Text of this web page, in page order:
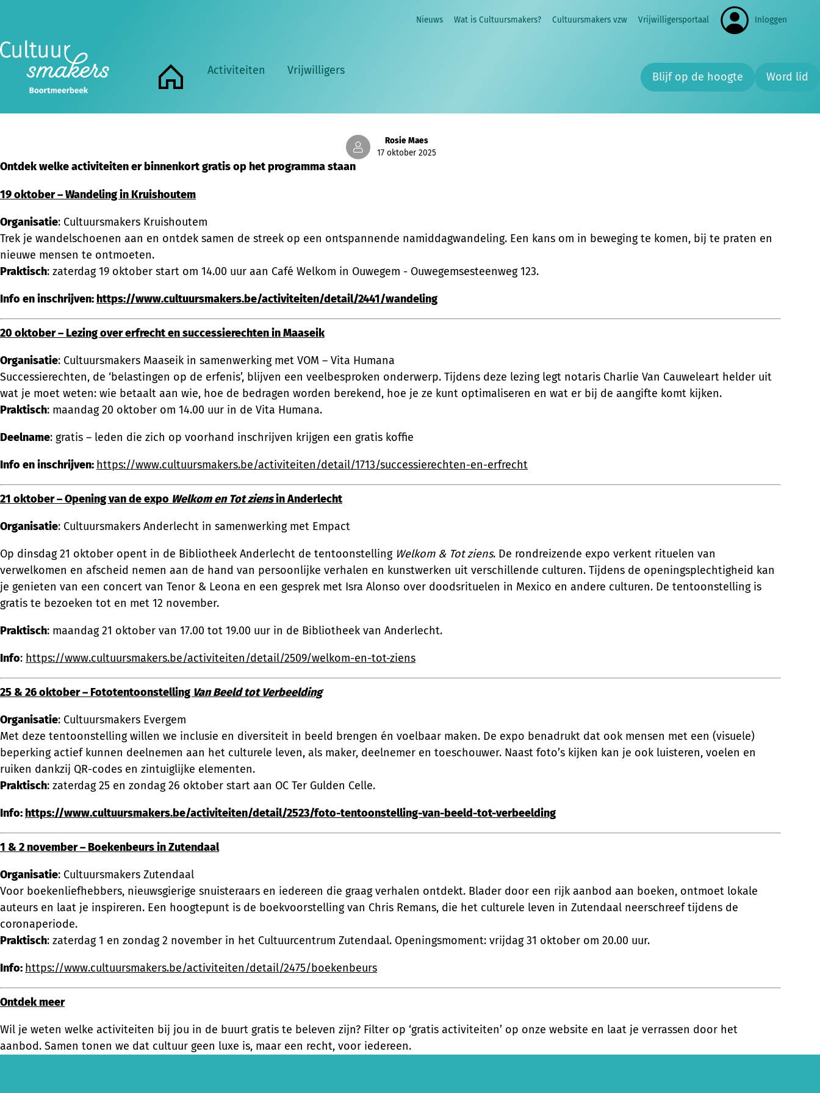
Home
Activiteiten Vrijwilligers Blijf op de hoogte Word lid
Nieuws Wat is Cultuursmakers? Cultuursmakers vzw Vrijwilligersportaal Inloggen
Vandaag, op 17 oktober, de Internationale Dag voor de Uitbanning van Armoede, zetten we bij Cultuursmakers een belangrijk principe extra in de verf:
We geloven dat cultuur mensen verbindt, kansen creëert en muren afbreekt. Daarom organiseren onze groepen het hele jaar door activiteiten die gratis
Rosie Maes
17 oktober 2025
Ontdek welke activiteiten er binnenkort gratis op het programma staan
19 oktober – Wandeling in Kruishoutem
Organisatie: Cultuursmakers Kruishoutem
Trek je wandelschoenen aan en ontdek samen de streek op een ontspannende namiddagwandeling. Een kans om in beweging te komen, bij te praten en
nieuwe mensen te ontmoeten.
Praktisch: zaterdag 19 oktober start om 14.00 uur aan Café Welkom in Ouwegem - Ouwegemsesteenweg 123.
Info en inschrijven: https://www.cultuursmakers.be/activiteiten/detail/2441/wandeling
20 oktober – Lezing over erfrecht en successierechten in Maaseik
Organisatie: Cultuursmakers Maaseik in samenwerking met VOM – Vita Humana
Successierechten, de ‘belastingen op de erfenis’, blijven een veelbesproken onderwerp. Tijdens deze lezing legt notaris Charlie Van Cauweleart helder uit
wat je moet weten: wie betaalt aan wie, hoe de bedragen worden berekend, hoe je ze kunt optimaliseren en wat er bij de aangifte komt kijken.
Praktisch: maandag 20 oktober om 14.00 uur in de Vita Humana.
Deelname: gratis – leden die zich op voorhand inschrijven krijgen een gratis koffie
Info en inschrijven: https://www.cultuursmakers.be/activiteiten/detail/1713/successierechten-en-erfrecht
21 oktober – Opening van de expo Welkom en Tot ziensin Anderlecht
Organisatie: Cultuursmakers Anderlecht in samenwerking met Empact
Op dinsdag 21 oktober opent in de Bibliotheek Anderlecht de tentoonstelling Welkom & Tot ziens. De rondreizende expo verkent rituelen van
verwelkomen en afscheid nemen aan de hand van persoonlijke verhalen en kunstwerken uit verschillende culturen. Tijdens de openingsplechtigheid kan
je genieten van een concert van Tenor & Leona en een gesprek met Isra Alonso over doodsrituelen in Mexico en andere culturen. De tentoonstelling is
gratis te bezoeken tot en met 12 november.
Praktisch: maandag 21 oktober van 17.00 tot 19.00 uur in de Bibliotheek van Anderlecht.
Info: https://www.cultuursmakers.be/activiteiten/detail/2509/welkom-en-tot-ziens
25 & 26 oktober – Fototentoonstelling Van Beeld tot Verbeelding
Organisatie: Cultuursmakers Evergem
Met deze tentoonstelling willen we inclusie en diversiteit in beeld brengen én voelbaar maken. De expo benadrukt dat ook mensen met een (visuele)
beperking actief kunnen deelnemen aan het culturele leven, als maker, deelnemer en toeschouwer. Naast foto’s kijken kan je ook luisteren, voelen en
ruiken dankzij QR-codes en zintuiglijke elementen.
Praktisch: zaterdag 25 en zondag 26 oktober start aan OC Ter Gulden Celle.
Info: https://www.cultuursmakers.be/activiteiten/detail/2523/foto-tentoonstelling-van-beeld-tot-verbeelding
1 & 2 november – Boekenbeurs in Zutendaal
Organisatie: Cultuursmakers Zutendaal
Voor boekenliefhebbers, nieuwsgierige snuisteraars en iedereen die graag verhalen ontdekt. Blader door een rijk aanbod aan boeken, ontmoet lokale
auteurs en laat je inspireren. Een hoogtepunt is de boekvoorstelling van Chris Remans, die het culturele leven in Zutendaal neerschreef tijdens de
coronaperiode.
Praktisch: zaterdag 1 en zondag 2 november in het Cultuurcentrum Zutendaal. Openingsmoment: vrijdag 31 oktober om 20.00 uur.
Info: https://www.cultuursmakers.be/activiteiten/detail/2475/boekenbeurs
Ontdek meer
Wil je weten welke activiteiten bij jou in de buurt gratis te beleven zijn? Filter op ‘gratis activiteiten’ op onze website en laat je verrassen door het
aanbod. Samen tonen we dat cultuur geen luxe is, maar een recht, voor iedereen.